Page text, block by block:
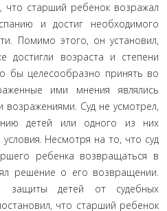
старший ребенок возра­жал
и достиг необходимого
Помимо этого, он установил,
достигли возраста и степени
бы целесообразно принять во
ими мнения являлись
возражениями. Суд не усмотрел,
детей или одного из них
Несмотря на то, что суд
ребенка возвращаться в
решение о его возвращении.
защиты детей от судебных
что старший ребенок